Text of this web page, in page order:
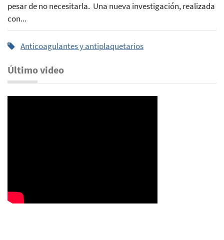
pesar de no necesitarla. Una nueva investigación, realizada
con...
Anticoagulantes y antiplaquetarios
Último video